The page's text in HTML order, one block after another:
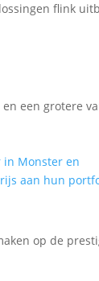
flink
een grotere
op de